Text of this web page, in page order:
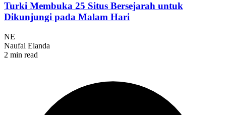
Turki Membuka 25 Situs Bersejarah untuk
Dikunjungi pada Malam Hari
NE
Naufal Elanda
2 min read